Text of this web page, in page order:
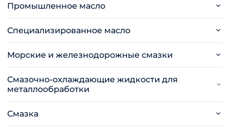
Промышленное масло
Специализированное масло
Морские и железнодорожные смазки
Смазочно-охлаждающие жидкости для
металлообработки
Смазка